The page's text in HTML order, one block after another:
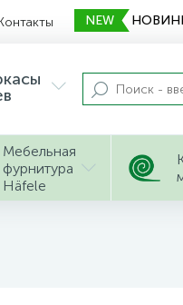
NEW
Мебельная
фурнитура
Häfele